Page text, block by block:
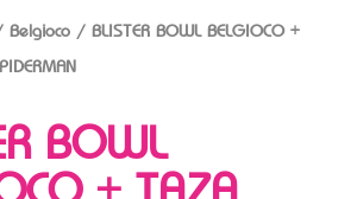
Belgioco/ BLISTER BOWL BELGIOCO +
BOWL